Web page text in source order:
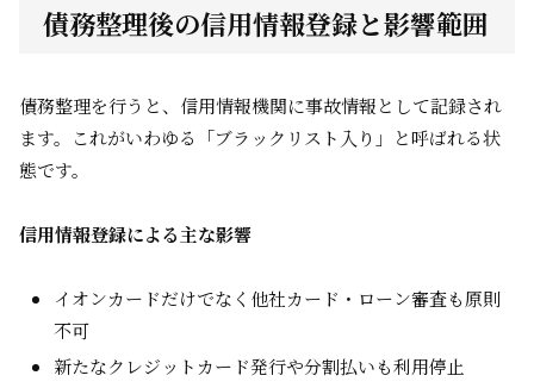
債務整理後の信用情報登録と影響範囲
債務整理を行うと、信用情報機関に事故情報として記録され
ます。これがいわゆる「ブラックリスト入り」と呼ばれる状
態です。
信用情報登録による主な影響
イオンカードだけでなく他社カード・ローン審査も原則
不可
新たなクレジットカード発行や分割払いも利用停止